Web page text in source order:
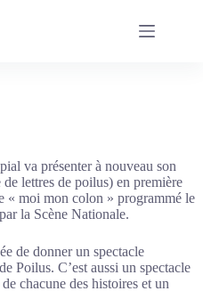
va présenter à nouveau son
lettres de poilus) en première
« moi mon colon » programmé le
la Scène Nationale.
de donner un spectacle
Poilus. C’est aussi un spectacle
chacune des histoires et un